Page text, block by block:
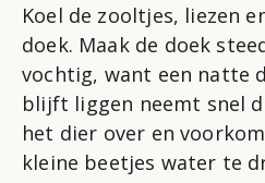
Koel de zooltjes, liezen
doek. Maak de doek
vochtig, want een natte
blijft liggen neemt snel
het dier over en
kleine beetjes water te